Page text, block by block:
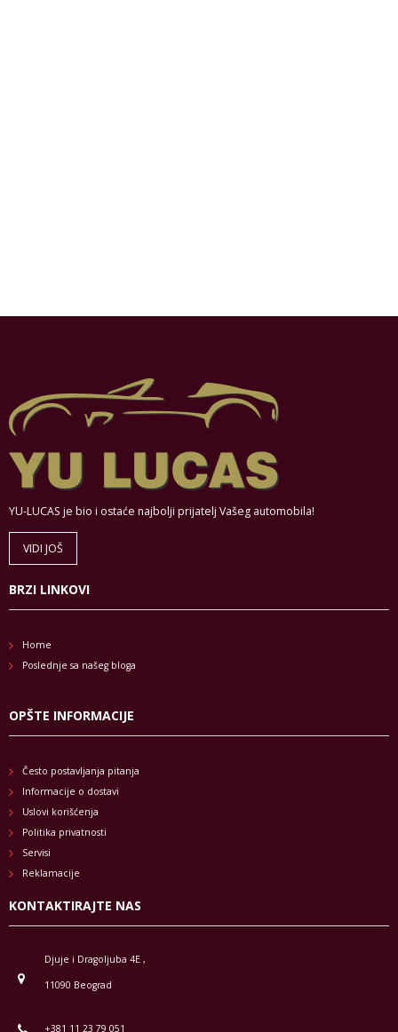
YU-LUCAS je bio i ostaće najbolji prijatelj Vašeg automobila!
VIDI JOŠ
BRZI LINKOVI
Home
Poslednje sa našeg bloga
OPŠTE INFORMACIJE
Često postavljanja pitanja
Informacije o dostavi
Uslovi korišćenja
Politika privatnosti
Servisi
Reklamacije
KONTAKTIRAJTE NAS
Djuje i Dragoljuba 4E ,
11090 Beograd
+381 11 23 79 051